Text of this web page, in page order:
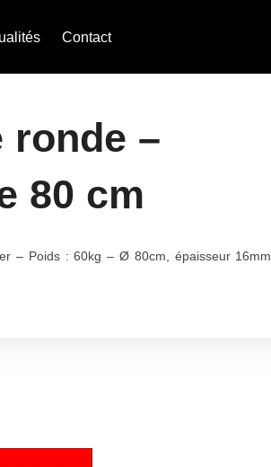
Contact
ronde –
80 cm
– Poids : 60kg – Ø 80cm, épaisseur 16mm